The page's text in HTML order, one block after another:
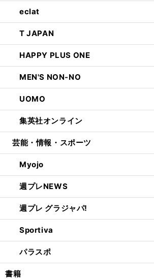
eclat
T JAPAN
HAPPY PLUS ONE
MEN'S NON-NO
UOMO
集英社オンライン
芸能・情報・スポーツ
Myojo
週プレNEWS
週プレ グラジャパ!
Sportiva
パラスポ
書籍